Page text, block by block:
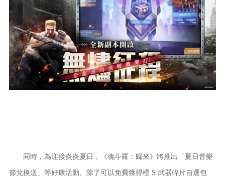
同時，為迎接炎炎夏日，《魂斗羅：歸來》將推出「夏日音樂
節兌換送」等好康活動。除了可以免費獲得橙 S 武器碎片自選包